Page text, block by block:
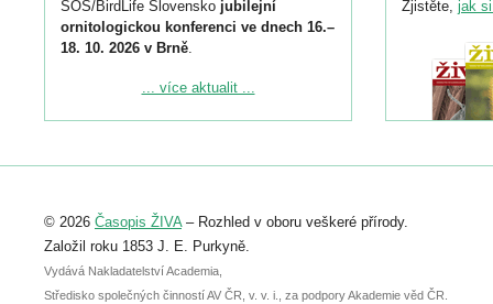
SOS/BirdLife Slovensko jubilejní
ornitologickou konferenci ve dnech 16.–
18. 10. 2026 v Brně.
Podrobnější informace ke konferenci
Registrovat se můžete do 6. září.
abstraktu přihlášené přednášky nebo
posteru je už 30. června.
... více aktualit ...
Zjistěte, jak
© 2026 Časopis ŽIVA– Rozhled v oboru veškeré přírody.
Založil roku 1853 J. E. Purkyně.
Vydává Nakladatelství Academia,
Středisko společných činností AV ČR, v. v. i., za podpory Akademie věd ČR.